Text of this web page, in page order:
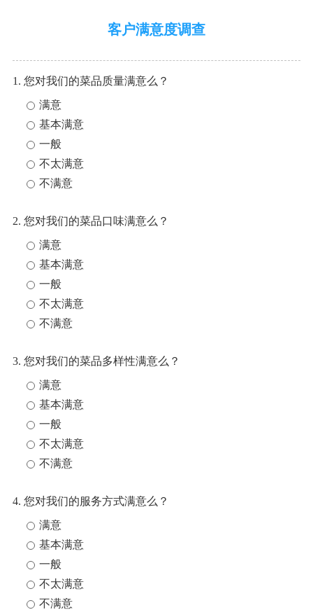
客户满意度调查
1. 您对我们的菜品质量满意么？
满意
基本满意
一般
不太满意
不满意
2. 您对我们的菜品口味满意么？
满意
基本满意
一般
不太满意
不满意
3. 您对我们的菜品多样性满意么？
满意
基本满意
一般
不太满意
不满意
4. 您对我们的服务方式满意么？
满意
基本满意
一般
不太满意
不满意